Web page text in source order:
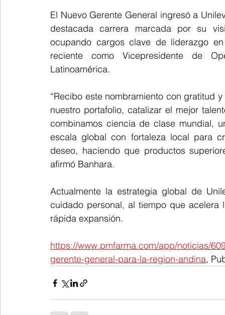
El Nuevo Gerente General ingresó a
destacada carrera marcada por su
ocupando cargos clave de liderazgo
reciente como Vicepresidente de
Latinoamérica.
“Recibo este nombramiento con gratitud
nuestro portafolio, catalizar el mejor
combinamos ciencia de clase mundial,
escala global con fortaleza local para
deseo, haciendo que productos
afirmó Banhara.
Actualmente la estrategia global de
cuidado personal, al tiempo que
rápida expansión.
https://www.pmfarma.com/app/noticias/
gerente-general-para-la-region-andina,